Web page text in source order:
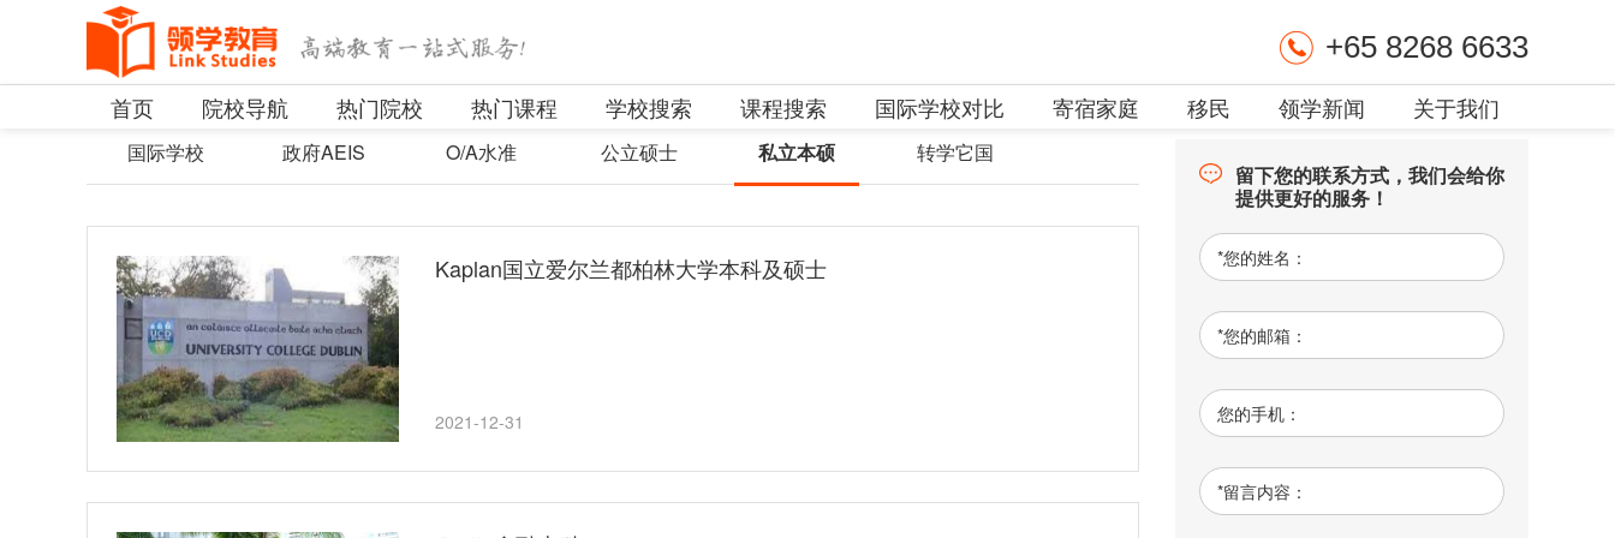
+65 8268 6633
首页 院校导航 热门院校 热门课程 学校搜索 课程搜索 国际学校对比 寄宿家庭 移民 领学新闻 关于我们
国际学校 政府AEIS O/A水准 公立硕士 私立本硕 转学它国
Kaplan国立爱尔兰都柏林大学本科及硕士
2021-12-31
留下您的联系方式，我们会给你
提供更好的服务！
*您的姓名：
*您的邮箱：
您的手机：
*留言内容：